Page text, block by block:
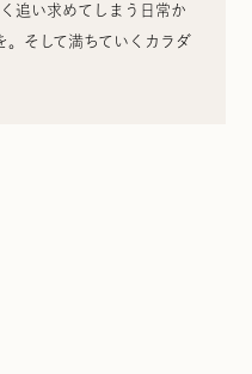
追い求めてしまう日常か
。そして満ちていくカラダ